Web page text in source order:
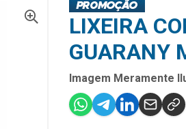
LIXEIRA
GUARANY
Imagem Meramente